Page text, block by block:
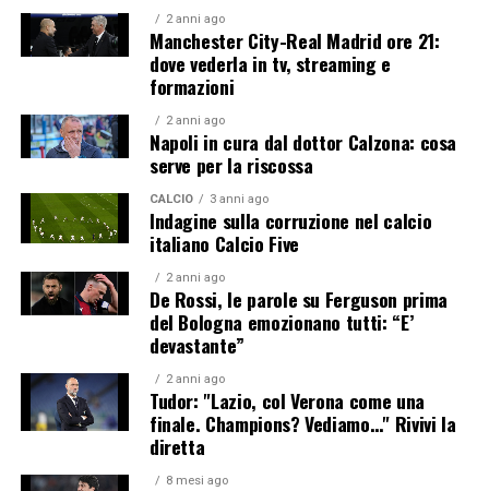
2 anni ago
Manchester City-Real Madrid ore 21:
dove vederla in tv, streaming e
formazioni
2 anni ago
Napoli in cura dal dottor Calzona: cosa
serve per la riscossa
CALCIO 3 anni ago
Indagine sulla corruzione nel calcio
italiano Calcio Five
2 anni ago
De Rossi, le parole su Ferguson prima
del Bologna emozionano tutti: “E’
devastante”
2 anni ago
Tudor: "Lazio, col Verona come una
finale. Champions? Vediamo…" Rivivi la
diretta
8 mesi ago